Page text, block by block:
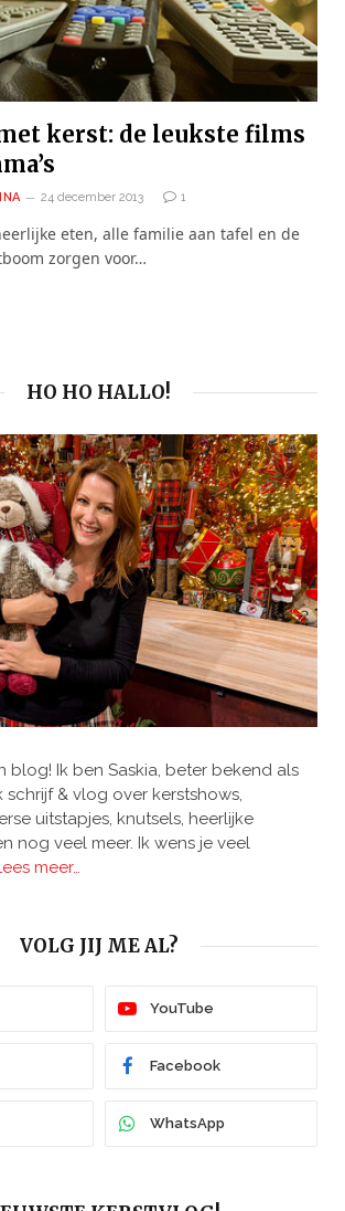
kerst: de leukste films
24 december 2013 1
eten, alle familie aan tafel en de
zorgen voor…
HO HO HALLO!
blog! Ik ben Saskia, beter bekend als
schrijf & vlog over kerstshows,
uitstapjes, knutsels, heerlijke
nog veel meer. Ik wens je veel
meer…
VOLG JIJ ME AL?
YouTube
Facebook
WhatsApp